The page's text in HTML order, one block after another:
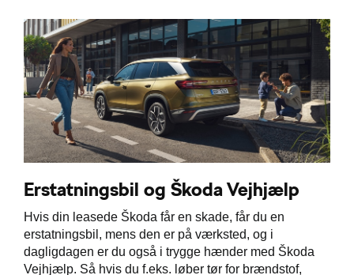
Erstatningsbil og Škoda Vejhjælp
Hvis din leasede Škoda får en skade, får du en
erstatningsbil, mens den er på værksted, og i
dagligdagen er du også i trygge hænder med Škoda
Vejhjælp. Så hvis du f.eks. løber tør for brændstof,